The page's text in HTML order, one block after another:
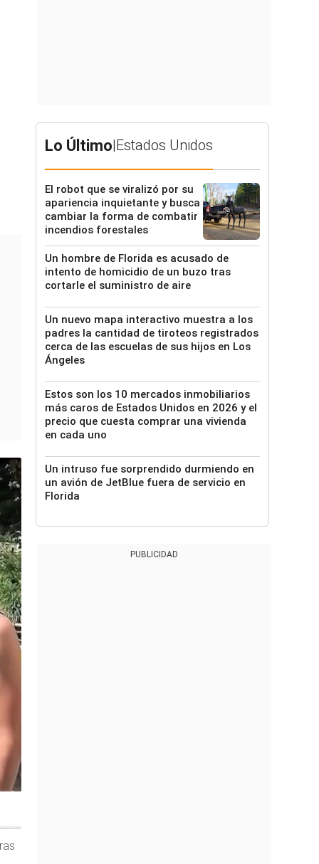
Lo Último|Estados Unidos
El robot que se viralizó por su
apariencia inquietante y busca
cambiar la forma de combatir
incendios forestales
Un hombre de Florida es acusado de
intento de homicidio de un buzo tras
cortarle el suministro de aire
Un nuevo mapa interactivo muestra a los
padres la cantidad de tiroteos registrados
cerca de las escuelas de sus hijos en Los
Ángeles
Estos son los 10 mercados inmobiliarios
más caros de Estados Unidos en 2026 y el
precio que cuesta comprar una vivienda
en cada uno
Un intruso fue sorprendido durmiendo en
un avión de JetBlue fuera de servicio en
Florida
PUBLICIDAD